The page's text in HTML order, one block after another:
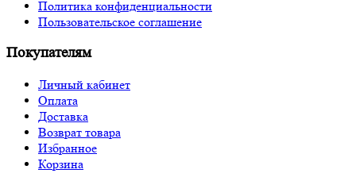
Политика конфиденциальности
Пользовательское соглашение
Покупателям
Личный кабинет
Оплата
Доставка
Возврат товара
Избранное
Корзина